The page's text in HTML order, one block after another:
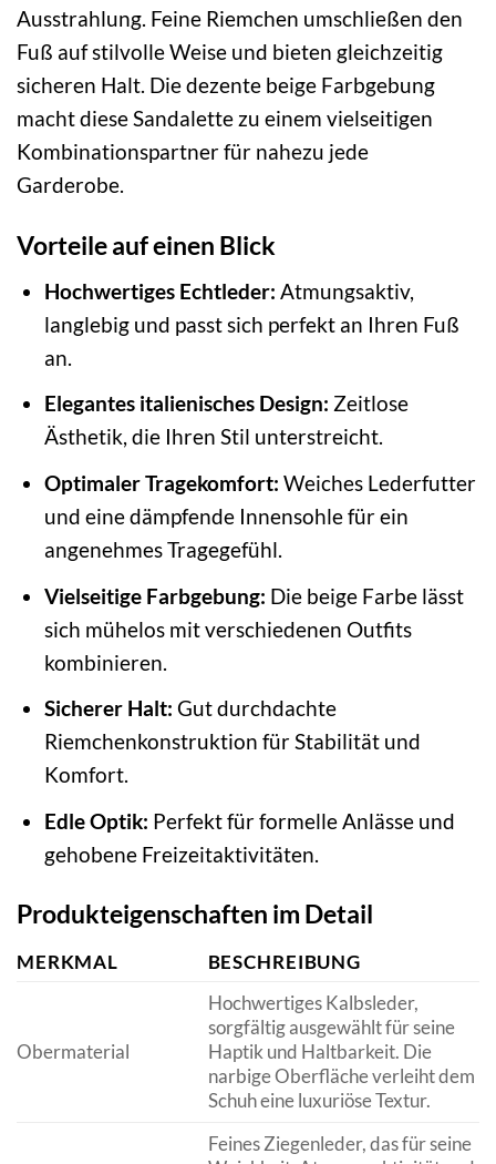
Ausstrahlung. Feine Riemchen umschließen den
Fuß auf stilvolle Weise und bieten gleichzeitig
sicheren Halt. Die dezente beige Farbgebung
macht diese Sandalette zu einem vielseitigen
Kombinationspartner für nahezu jede
Garderobe.
Vorteile auf einen Blick
Hochwertiges Echtleder: Atmungsaktiv,
langlebig und passt sich perfekt an Ihren Fuß
an.
Elegantes italienisches Design: Zeitlose
Ästhetik, die Ihren Stil unterstreicht.
Optimaler Tragekomfort: Weiches Lederfutter
und eine dämpfende Innensohle für ein
angenehmes Tragegefühl.
Vielseitige Farbgebung: Die beige Farbe lässt
sich mühelos mit verschiedenen Outfits
kombinieren.
Sicherer Halt: Gut durchdachte
Riemchenkonstruktion für Stabilität und
Komfort.
Edle Optik: Perfekt für formelle Anlässe und
gehobene Freizeitaktivitäten.
Produkteigenschaften im Detail
MERKMAL BESCHREIBUNG
Obermaterial
Hochwertiges Kalbsleder,
sorgfältig ausgewählt für seine
Haptik und Haltbarkeit. Die
narbige Oberfläche verleiht dem
Schuh eine luxuriöse Textur.
Feines Ziegenleder, das für seine